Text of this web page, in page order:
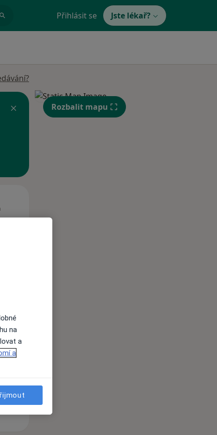
Přihlásit se Jste lékař?
Rozbalit mapu
na
a
a